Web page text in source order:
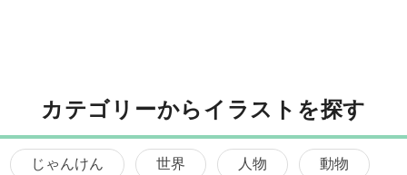
カテゴリーからイラストを探す
じゃんけん 世界 人物 動物